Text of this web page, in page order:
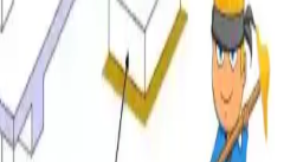
sorun anlamına gelmez. Nem
kontrolü ile durum
astar kullanımı leke ve
Kontrolü, Temizlik
Destek